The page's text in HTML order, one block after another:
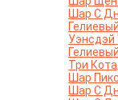
Шар С
Уэнсдэй
Три
Шар
Шар С